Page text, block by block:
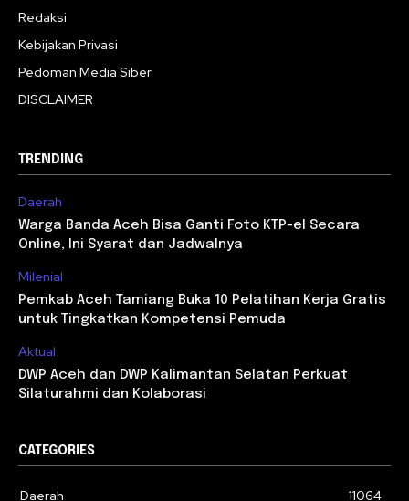
Redaksi
Kebijakan Privasi
Pedoman Media Siber
DISCLAIMER
TRENDING
Daerah
Warga Banda Aceh Bisa Ganti Foto KTP-el Secara
Online, Ini Syarat dan Jadwalnya
Milenial
Pemkab Aceh Tamiang Buka 10 Pelatihan Kerja Gratis
untuk Tingkatkan Kompetensi Pemuda
Aktual
DWP Aceh dan DWP Kalimantan Selatan Perkuat
Silaturahmi dan Kolaborasi
CATEGORIES
Daerah 11064